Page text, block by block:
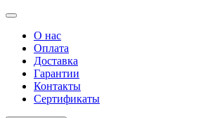
О нас
Оплата
Доставка
Гарантии
Контакты
Сертификаты